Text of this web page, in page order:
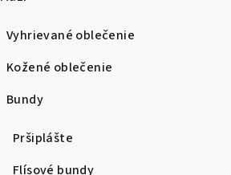
Vyhrievané oblečenie
Kožené oblečenie
Bundy
Pršiplášte
Flísové bundy